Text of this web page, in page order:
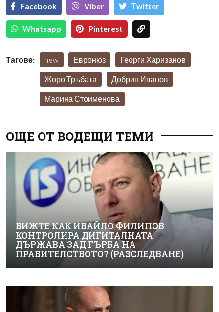
Facebook Viber Тwitter
Whatsapp Pinterest
Тагове: new Евронюз Георги Харизанов
Жоро Тръбата Добрин Иванов
Марина Стоименова
ОЩЕ ОТ ВОДЕЩИ ТЕМИ
ВИЖТЕ КАК ИВАЙЛО ФИЛИПОВ
КОНТРОЛИРА ДИГИТАЛНАТА
ДЪРЖАВА ЗАД ГЪРБА НА
ПРАВИТЕЛСТВОТО? (РАЗСЛЕДВАНЕ)